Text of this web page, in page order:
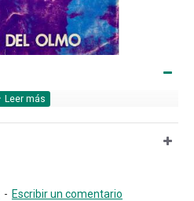
- Escribir un comentario